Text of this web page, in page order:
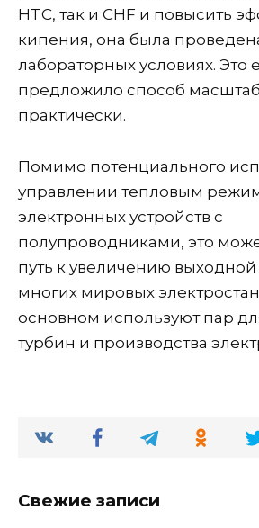
HTC, так и CHF и повысить
кипения, она была
лабораторных условиях. Это
предложило способ
практически.
Помимо потенциального
управлении тепловым
электронных устройств с
полупроводниками, это
путь к увеличению
многих мировых
основном используют пар
турбин и производства
Свежие записи